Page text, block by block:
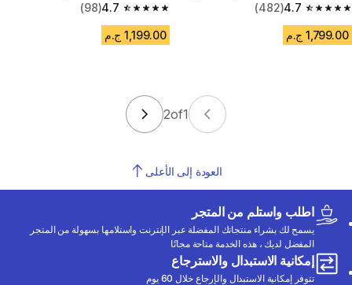
بنفسجي فاتح4.7
4.7 out of 5 stars from 482 reviews
(482)
1,799.00 ج.م
4.7
4.7 out of 5 stars from 98 reviews
(98)
1,199.00 ج.م
1
of
2
العودة إلى الأعلى
اطلب واستلم من المتجر
يسمح لك بشراء منتجاتك المفضلة عبر الإنترنت واستلامها بسهولة من المتجر
المفضل لديك ، هذه الخدمة متاحة مجانًا
إمكانية الاستبدال والاسترجاع
تتوفر إمكانية الاستبدال والإرجاع خلال 60 يوم